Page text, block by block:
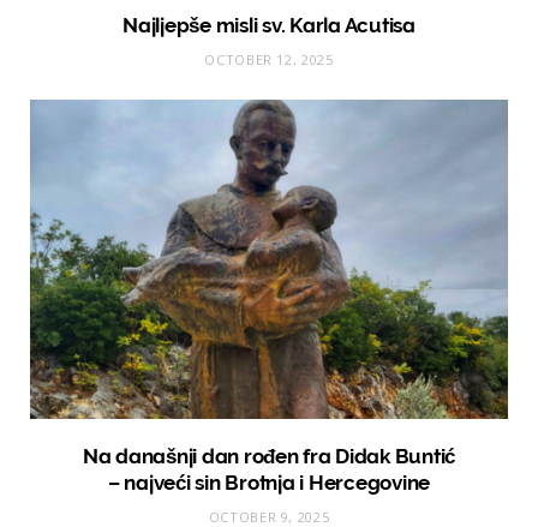
Najljepše misli sv. Karla Acutisa
OCTOBER 12, 2025
Na današnji dan rođen fra Didak Buntić
– najveći sin Brotnja i Hercegovine
OCTOBER 9, 2025